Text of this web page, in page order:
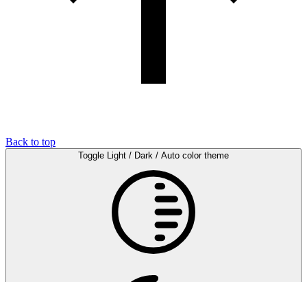
Back to top
Toggle Light / Dark / Auto color theme